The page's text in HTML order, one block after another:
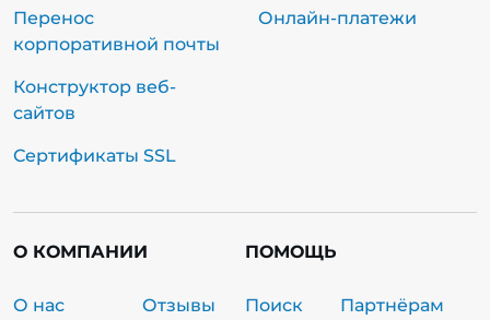
Перенос
корпоративной почты
Конструктор веб-
сайтов
Сертификаты SSL
Онлайн-платежи
О КОМПАНИИ
О нас
Отзывы
ПОМОЩЬ
Поиск
Партнёрам